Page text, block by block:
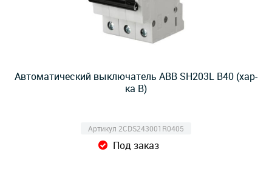
Автоматический выключатель ABB SH203L B40 (хар-
ка B)
Артикул 2CDS243001R0405
Под заказ